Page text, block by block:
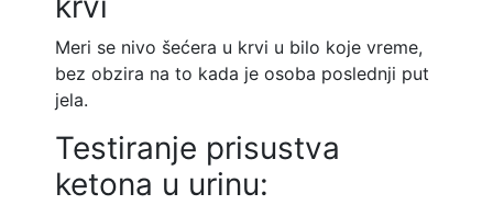
Meri se nivo šećera u krvi u bilo koje vreme,
bez obzira na to kada je osoba poslednji put
jela.
Testiranje prisustva
ketona u urinu: